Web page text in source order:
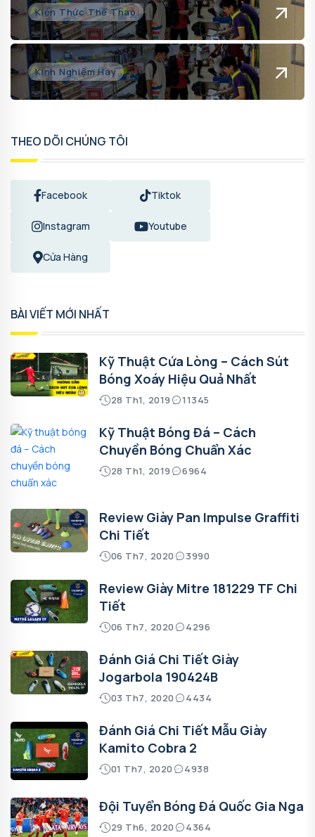
Kiến Thức Thể Thao
Kinh Nghiệm Hay
THEO DÕI CHÚNG TÔI
Facebook Tiktok
Instagram Youtube
Cửa Hàng
BÀI VIẾT MỚI NHẤT
Kỹ Thuật Cứa Lòng – Cách Sút
Bóng Xoáy Hiệu Quả Nhất
28 Th1, 2019 11345
Kỹ Thuật Bóng Đá – Cách
Chuyền Bóng Chuẩn Xác
28 Th1, 2019 6964
Review Giày Pan Impulse Graffiti
Chi Tiết
06 Th7, 2020 3990
Review Giày Mitre 181229 TF Chi
Tiết
06 Th7, 2020 4296
Đánh Giá Chi Tiết Giày
Jogarbola 190424B
03 Th7, 2020 4434
Đánh Giá Chi Tiết Mẫu Giày
Kamito Cobra 2
01 Th7, 2020 4938
Đội Tuyển Bóng Đá Quốc Gia Nga
29 Th6, 2020 4364